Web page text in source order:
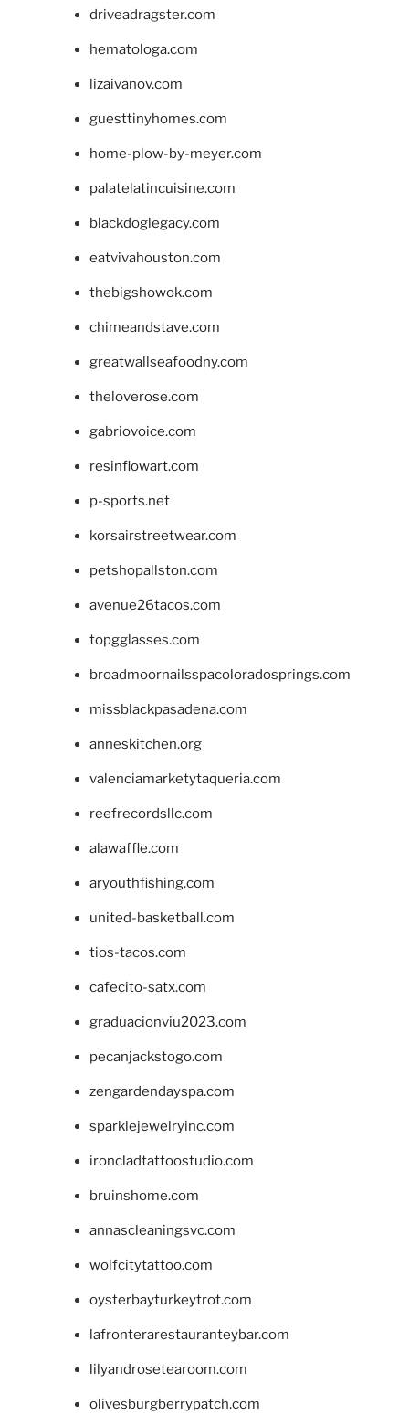
driveadragster.com
hematologa.com
lizaivanov.com
guesttinyhomes.com
home-plow-by-meyer.com
palatelatincuisine.com
blackdoglegacy.com
eatvivahouston.com
thebigshowok.com
chimeandstave.com
greatwallseafoodny.com
theloverose.com
gabriovoice.com
resinflowart.com
p-sports.net
korsairstreetwear.com
petshopallston.com
avenue26tacos.com
topgglasses.com
broadmoornailsspacoloradosprings.com
missblackpasadena.com
anneskitchen.org
valenciamarketytaqueria.com
reefrecordsllc.com
alawaffle.com
aryouthfishing.com
united-basketball.com
tios-tacos.com
cafecito-satx.com
graduacionviu2023.com
pecanjackstogo.com
zengardendayspa.com
sparklejewelryinc.com
ironcladtattoostudio.com
bruinshome.com
annascleaningsvc.com
wolfcitytattoo.com
oysterbayturkeytrot.com
lafronterarestauranteybar.com
lilyandrosetearoom.com
olivesburgberrypatch.com